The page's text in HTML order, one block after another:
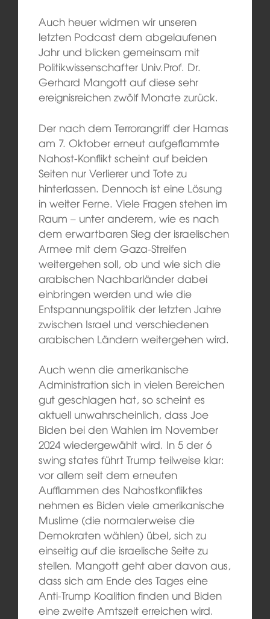
Auch heuer widmen wir unseren
letzten Podcast dem abgelaufenen
Jahr und blicken gemeinsam mit
Politikwissenschafter Univ.Prof. Dr.
Gerhard Mangott auf diese sehr
ereignisreichen zwölf Monate zurück.
Der nach dem Terrorangriff der Hamas
am 7. Oktober erneut aufgeflammte
Nahost-Konflikt scheint auf beiden
Seiten nur Verlierer und Tote zu
hinterlassen. Dennoch ist eine Lösung
in weiter Ferne. Viele Fragen stehen im
Raum – unter anderem, wie es nach
dem erwartbaren Sieg der israelischen
Armee mit dem Gaza-Streifen
weitergehen soll, ob und wie sich die
arabischen Nachbarländer dabei
einbringen werden und wie die
Entspannungspolitik der letzten Jahre
zwischen Israel und verschiedenen
arabischen Ländern weitergehen wird.
Auch wenn die amerikanische
Administration sich in vielen Bereichen
gut geschlagen hat, so scheint es
aktuell unwahrscheinlich, dass Joe
Biden bei den Wahlen im November
2024 wiedergewählt wird. In 5 der 6
swing states führt Trump teilweise klar:
vor allem seit dem erneuten
Aufflammen des Nahostkonfliktes
nehmen es Biden viele amerikanische
Muslime (die normalerweise die
Demokraten wählen) übel, sich zu
einseitig auf die israelische Seite zu
stellen. Mangott geht aber davon aus,
dass sich am Ende des Tages eine
Anti-Trump Koalition finden und Biden
eine zweite Amtszeit erreichen wird.